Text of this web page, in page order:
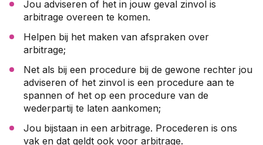
Jou adviseren of het in jouw geval zinvol is
arbitrage overeen te komen.
Helpen bij het maken van afspraken over
arbitrage;
Net als bij een procedure bij de gewone rechter jou
adviseren of het zinvol is een procedure aan te
spannen of het op een procedure van de
wederpartij te laten aankomen;
Jou bijstaan in een arbitrage. Procederen is ons
vak en dat geldt ook voor arbitrage.